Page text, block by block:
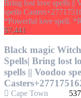
$7,441
Black magic
Spells| Bring lost
spells || Voodoo
Cape Town